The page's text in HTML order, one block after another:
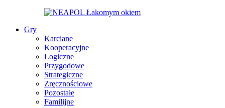
Gry
Karciane
Kooperacyjne
Logiczne
Przygodowe
Strategiczne
Zręcznościowe
Pozostałe
Familijne